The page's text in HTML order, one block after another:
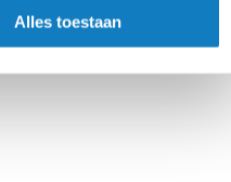
Alles toestaan